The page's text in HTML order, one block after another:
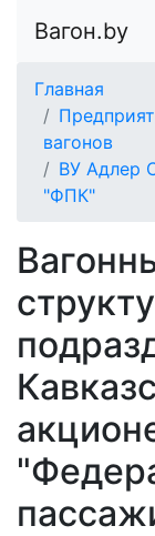
Вагон.by
Главная
вагонов
ВУ Адлер
"ФПК"